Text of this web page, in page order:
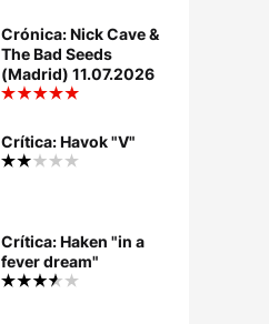
Crónica: Nick Cave &
The Bad Seeds
(Madrid) 11.07.2026
Crítica: Havok "V"
Crítica: Haken "in a
fever dream"